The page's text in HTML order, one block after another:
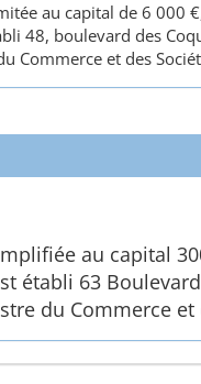
au capital de 6 000
48, boulevard des
Commerce et des
au capital
établi 63
du Commerce et